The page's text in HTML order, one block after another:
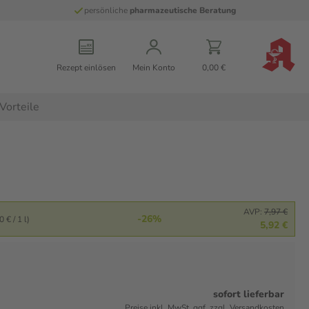
persönliche pharmazeutische Beratung
Rezept einlösen Mein Konto 0,00 €
Vorteile
€ / 1 l) -26%
AVP: 7,97 €
5,92 €
sofort lieferbar